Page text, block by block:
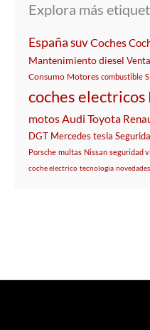
Explora más
EspañasuvCoches
Mantenimientodiesel
Consumo Motores combustible
coches electricos
motosAudi Toyota
DGT Mercedes tesla
Porsche multas Nissan seguridad
coche electrico tecnologia novedades